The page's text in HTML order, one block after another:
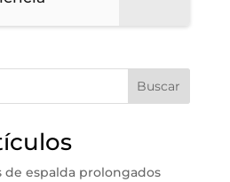
Buscar
de espalda prolongados